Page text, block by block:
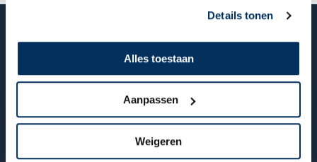
Details tonen
Alles toestaan
Aanpassen
Weigeren
Sponsor je één van onze jongeren, en daarmee het
Anonieme supporter
Anonieme supporter